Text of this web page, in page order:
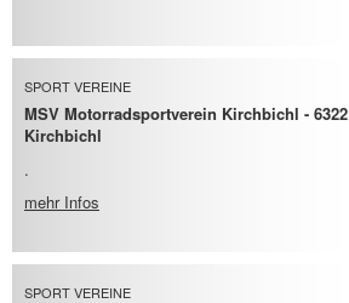
SPORT VEREINE
MSV Motorradsportverein Kirchbichl - 6322
Kirchbichl
.
mehr Infos
SPORT VEREINE